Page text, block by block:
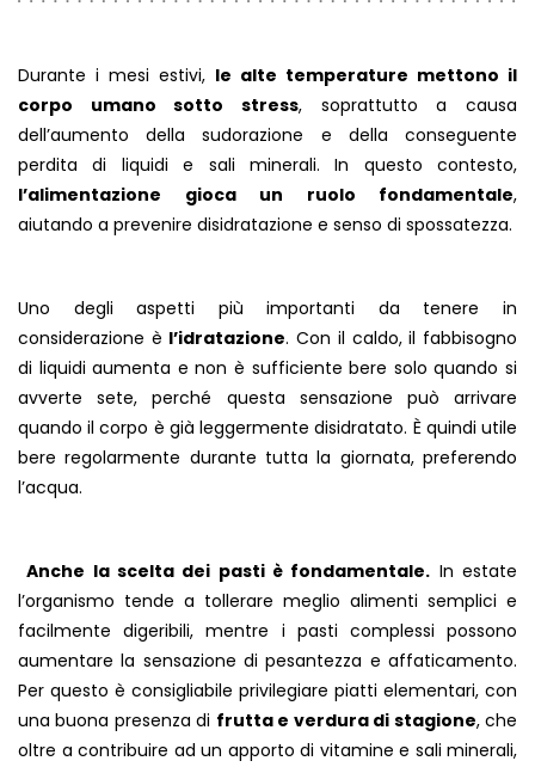
Durante i mesi estivi, le alte temperature mettono il
corpo umano sotto stress, soprattutto a causa
dell’aumento della sudorazione e della conseguente
perdita di liquidi e sali minerali. In questo contesto,
l’alimentazione gioca un ruolo fondamentale,
aiutando a prevenire disidratazione e senso di spossatezza.
Uno degli aspetti più importanti da tenere in
considerazione è l’idratazione. Con il caldo, il fabbisogno
di liquidi aumenta e non è sufficiente bere solo quando si
avverte sete, perché questa sensazione può arrivare
quando il corpo è già leggermente disidratato. È quindi utile
bere regolarmente durante tutta la giornata, preferendo
l’acqua.
Anche la scelta dei pasti è fondamentale. In estate
l’organismo tende a tollerare meglio alimenti semplici e
facilmente digeribili, mentre i pasti complessi possono
aumentare la sensazione di pesantezza e affaticamento.
Per questo è consigliabile privilegiare piatti elementari, con
una buona presenza di frutta e verdura di stagione, che
oltre a contribuire ad un apporto di vitamine e sali minerali,